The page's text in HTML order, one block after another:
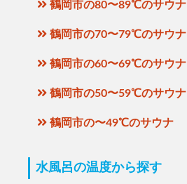
鶴岡市の80〜89℃のサウナ
鶴岡市の70〜79℃のサウナ
鶴岡市の60〜69℃のサウナ
鶴岡市の50〜59℃のサウナ
鶴岡市の〜49℃のサウナ
水風呂の温度から探す